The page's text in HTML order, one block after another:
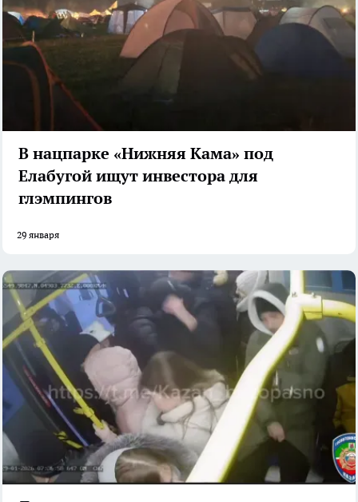
В нацпарке «Нижняя Кама» под
Елабугой ищут инвестора для
глэмпингов
29 января